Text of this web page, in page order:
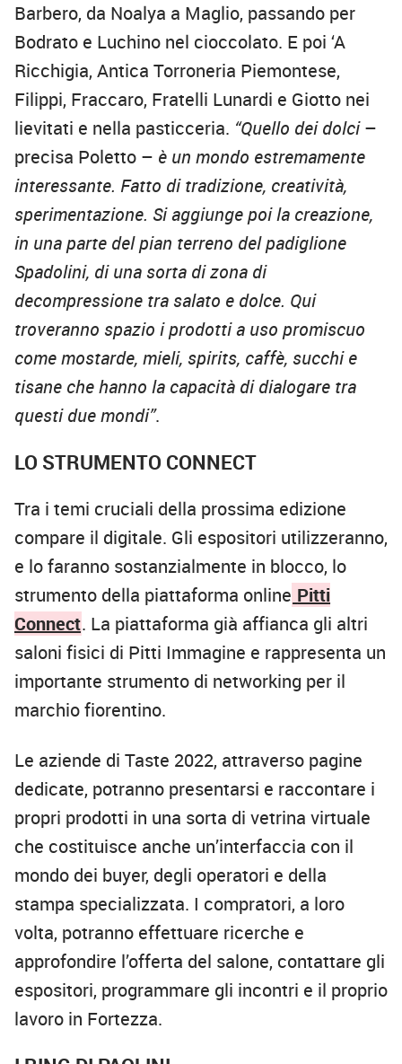
Barbero, da Noalya a Maglio, passando per
Bodrato e Luchino nel cioccolato. E poi ‘A
Ricchigia, Antica Torroneria Piemontese,
Filippi, Fraccaro, Fratelli Lunardi e Giotto nei
lievitati e nella pasticceria. “Quello dei dolci–
precisa Poletto – è un mondo estremamente
interessante. Fatto di tradizione, creatività,
sperimentazione. Si aggiunge poi la creazione,
in una parte del pian terreno del padiglione
Spadolini, di una sorta di zona di
decompressione tra salato e dolce. Qui
troveranno spazio i prodotti a uso promiscuo
come mostarde, mieli, spirits, caffè, succhi e
tisane che hanno la capacità di dialogare tra
questi due mondi”.
LO STRUMENTO CONNECT
Tra i temi cruciali della prossima edizione
compare il digitale. Gli espositori utilizzeranno,
e lo faranno sostanzialmente in blocco, lo
strumento della piattaforma online Pitti
Connect. La piattaforma già affianca gli altri
saloni fisici di Pitti Immagine e rappresenta un
importante strumento di networking per il
marchio fiorentino.
Le aziende di Taste 2022, attraverso pagine
dedicate, potranno presentarsi e raccontare i
propri prodotti in una sorta di vetrina virtuale
che costituisce anche un’interfaccia con il
mondo dei buyer, degli operatori e della
stampa specializzata. I compratori, a loro
volta, potranno effettuare ricerche e
approfondire l’offerta del salone, contattare gli
espositori, programmare gli incontri e il proprio
lavoro in Fortezza.